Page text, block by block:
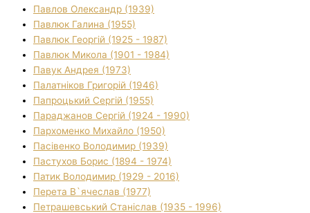
Павлов Олександр (1939)
Павлюк Галина (1955)
Павлюк Георгій (1925 - 1987)
Павлюк Микола (1901 - 1984)
Павук Андрея (1973)
Палатніков Григорій (1946)
Папроцький Сергій (1955)
Параджанов Сергій (1924 - 1990)
Пархоменко Михайло (1950)
Пасівенко Володимир (1939)
Пастухов Борис (1894 - 1974)
Патик Володимир (1929 - 2016)
Перета В`ячеслав (1977)
Петрашевський Станіслав (1935 - 1996)